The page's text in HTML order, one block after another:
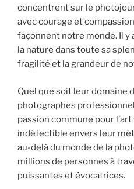
concentrent sur le
avec courage et
façonnent notre monde. Il y
la nature dans toute sa
fragilité et la grandeur de
Quel que soit leur domaine
photographes
passion commune pour
indéfectible envers leur
au-delà du monde de la
millions de personnes à
puissantes et évocatrices.